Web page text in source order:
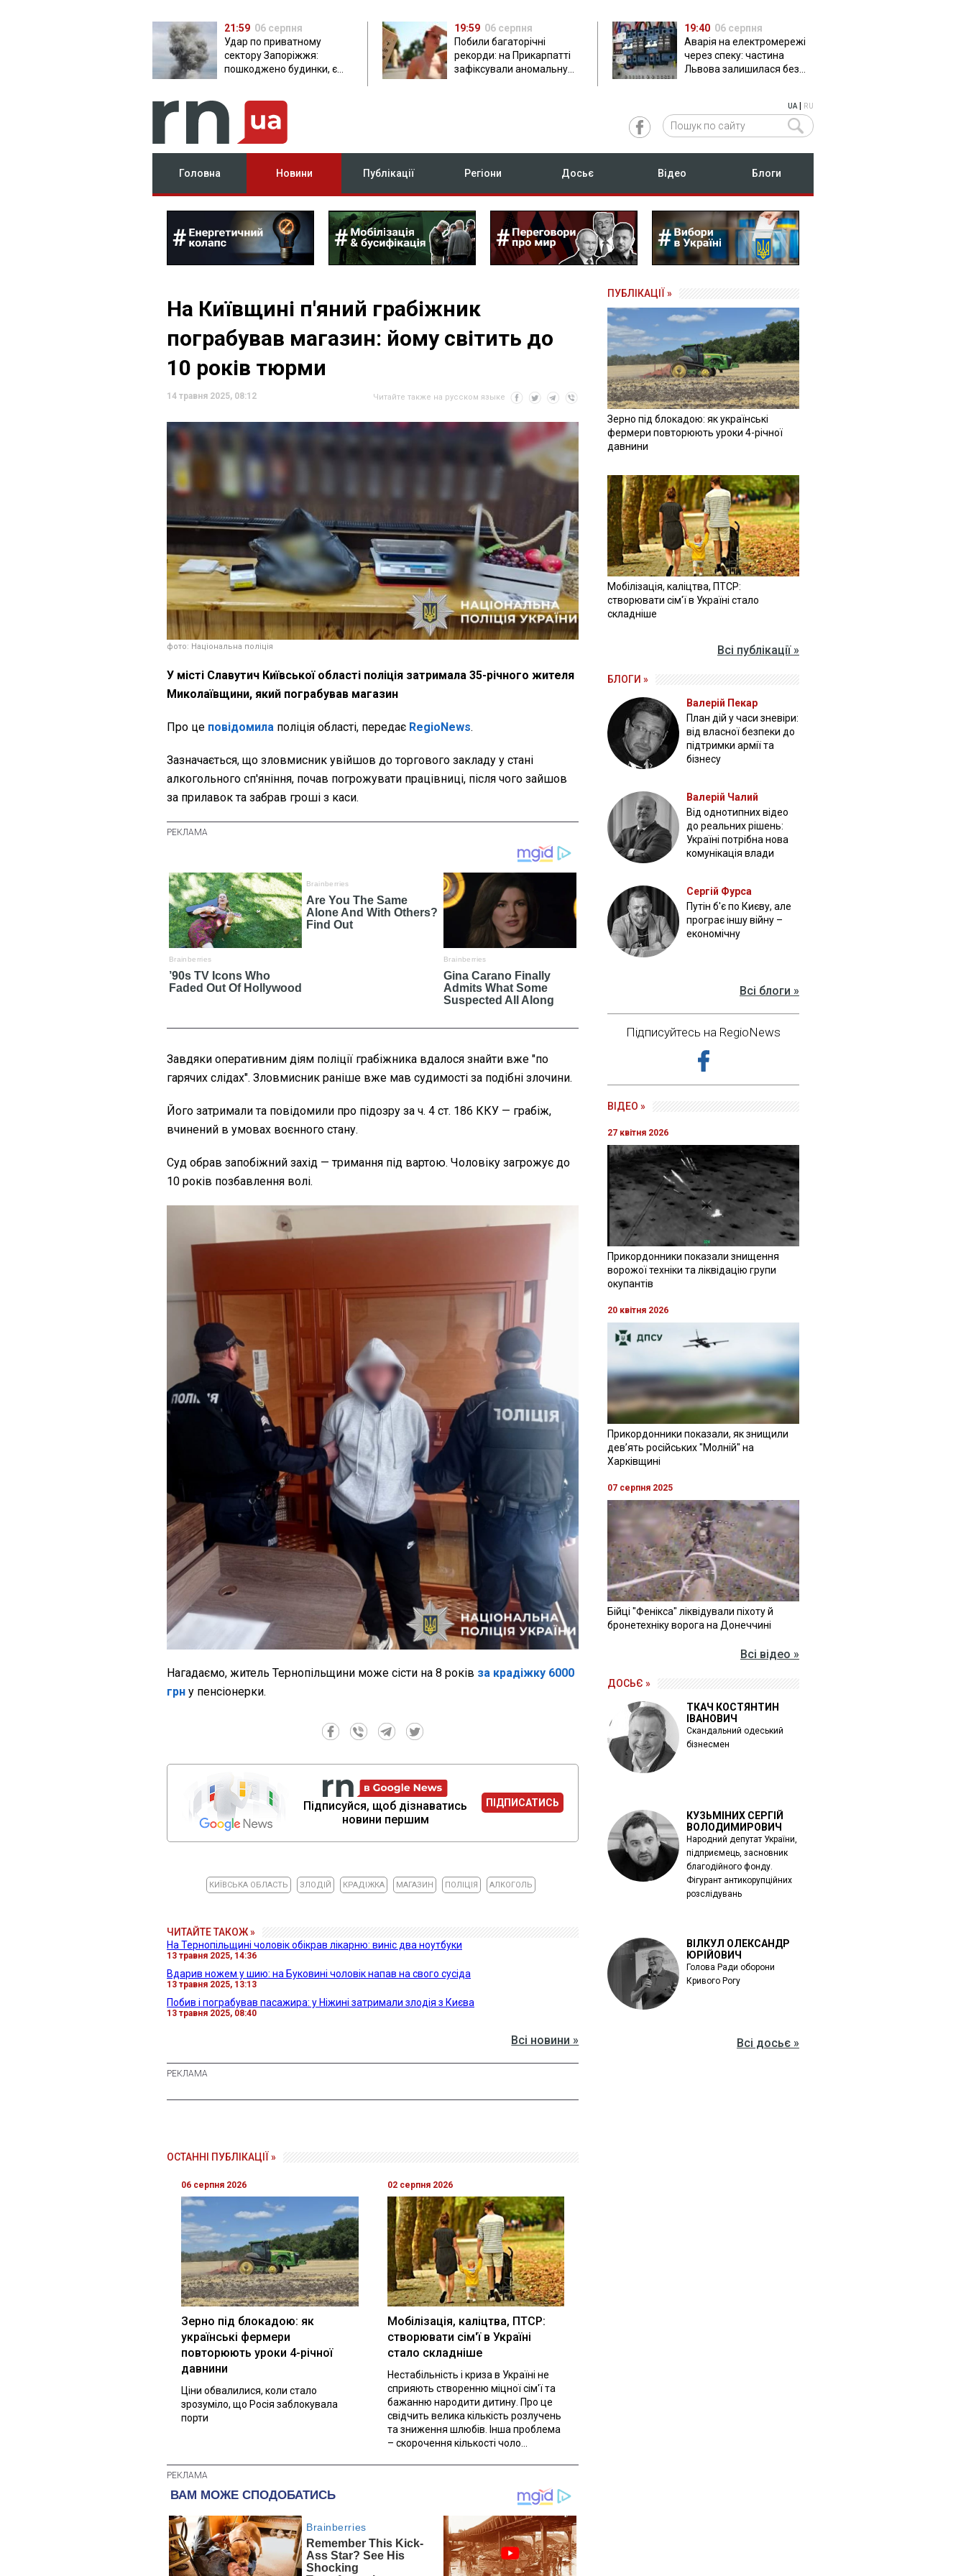
21:59 06 серпня
Удар по приватному
сектору Запоріжжя:
пошкоджено будинки, є
19:59 06 серпня
Побили багаторічні
рекорди: на Прикарпатті
зафіксували аномальну
19:40 06 серпня
Аварія на електромережі
через спеку: частина
Львова залишилася без
UA| RU
Головна Новини Публікації Регіони Досьє Відео Блоги
На Київщині п'яний грабіжник
пограбував магазин: йому світить до
10 років тюрми
14 травня 2025, 08:12 Читайте также на русском языке
фото: Національна поліція
У місті Славутич Київської області поліція затримала 35-річного жителя
Миколаївщини, який пограбував магазин
Про це повідомила поліція області, передає RegioNews.
Зазначається, що зловмисник увійшов до торгового закладу у стані
алкогольного сп'яніння, почав погрожувати працівниці, після чого зайшов
за прилавок та забрав гроші з каси.
Завдяки оперативним діям поліції грабіжника вдалося знайти вже "по
гарячих слідах". Зловмисник раніше вже мав судимості за подібні злочини.
Його затримали та повідомили про підозру за ч. 4 ст. 186 ККУ — грабіж,
вчинений в умовах воєнного стану.
Суд обрав запобіжний захід — тримання під вартою. Чоловіку загрожує до
10 років позбавлення волі.
Нагадаємо, житель Тернопільщини може сісти на 8 років за крадіжку 6000
грн у пенсіонерки.
Підписуйся, щоб дізнаватись
новини першим
ПІДПИСАТИСЬ
КИЇВСЬКА ОБЛАСТЬ ЗЛОДІЙ КРАДІЖКА МАГАЗИН ПОЛІЦІЯ АЛКОГОЛЬ
ЧИТАЙТЕ ТАКОЖ »
На Тернопільщині чоловік обікрав лікарню: виніс два ноутбуки
13 травня 2025, 14:36
Вдарив ножем у шию: на Буковині чоловік напав на свого сусіда
13 травня 2025, 13:13
Побив і пограбував пасажира: у Ніжині затримали злодія з Києва
13 травня 2025, 08:40
Всі новини »
ОСТАННІ ПУБЛІКАЦІЇ »
06 серпня 2026
Зерно під блокадою: як
українські фермери
повторюють уроки 4-річної
давнини
Ціни обвалилися, коли стало
зрозуміло, що Росія заблокувала
порти
02 серпня 2026
Мобілізація, каліцтва, ПТСР:
створювати сім'ї в Україні
стало складніше
Нестабільність і криза в Україні не
сприяють створенню міцної сім'ї та
бажанню народити дитину. Про це
свідчить велика кількість розлучень
та зниження шлюбів. Інша проблема
– скорочення кількості чоло...
ПУБЛІКАЦІЇ »
Зерно під блокадою: як українські
фермери повторюють уроки 4-річної
давнини
Мобілізація, каліцтва, ПТСР:
створювати сім'ї в Україні стало
складніше
Всі публікації »
БЛОГИ »
Валерій Пекар
План дій у часи зневіри:
від власної безпеки до
підтримки армії та
бізнесу
Валерій Чалий
Від однотипних відео
до реальних рішень:
Україні потрібна нова
комунікація влади
Сергій Фурса
Путін б'є по Києву, але
програє іншу війну –
економічну
Всі блоги »
Підписуйтесь на RegioNews
ВІДЕО »
27 квітня 2026
Прикордонники показали знищення
ворожої техніки та ліквідацію групи
окупантів
20 квітня 2026
Прикордонники показали, як знищили
девʼять російських "Молній" на
Харківщині
07 серпня 2025
Бійці "Фенікса" ліквідували піхоту й
бронетехніку ворога на Донеччині
Всі відео »
ДОСЬЄ »
ТКАЧ КОСТЯНТИН
ІВАНОВИЧ
Скандальний одеський
бізнесмен
КУЗЬМІНИХ СЕРГІЙ
ВОЛОДИМИРОВИЧ
Народний депутат України,
підприємець, засновник
благодійного фонду.
Фігурант антикорупційних
розслідувань
ВІЛКУЛ ОЛЕКСАНДР
ЮРІЙОВИЧ
Голова Ради оборони
Кривого Рогу
Всі досьє »